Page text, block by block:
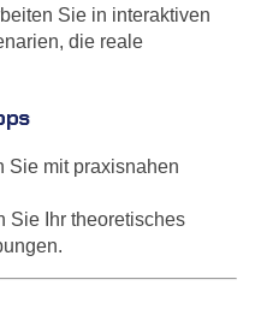
Sie in interaktiven
die reale
Sie mit praxisnahen
Sie Ihr theoretisches